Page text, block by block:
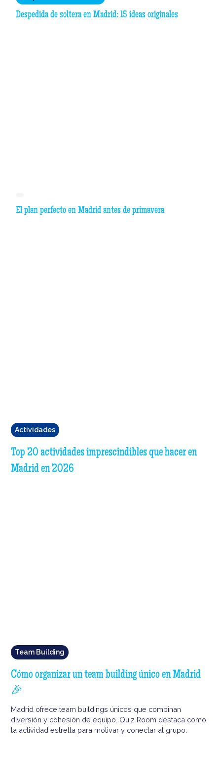
Despedida de soltera en Madrid: 15 ideas originales
El plan perfecto en Madrid antes de primavera
Actividades
Top 20 actividades imprescindibles que hacer en
Madrid en 2026
Team Building
Cómo organizar un team building único en Madrid
🎉
Madrid ofrece team buildings únicos que combinan
diversión y cohesión de equipo. Quiz Room destaca como
la actividad estrella para motivar y conectar al grupo.